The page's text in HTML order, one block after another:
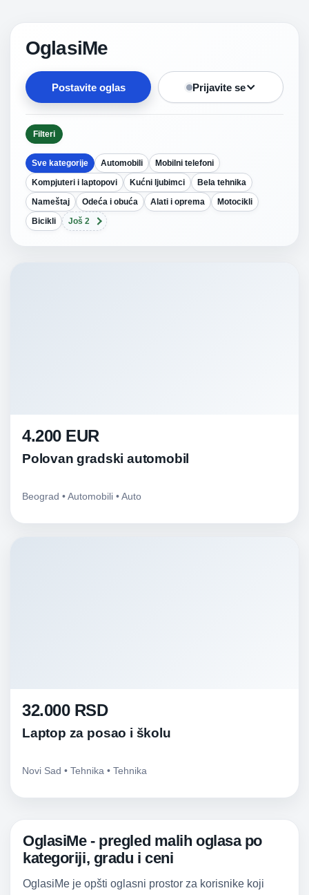
OglasiMe
Postavite oglas Prijavite se
Filteri
Sve kategorije Automobili
Mobilni telefoni
Kompjuteri i laptopovi
Kućni ljubimci
Bela tehnika
Nameštaj
Odeća i obuća Alati i oprema
Motocikli
Bicikli
Još 2
4.200 EUR
Polovan gradski automobil
Beograd • Automobili • Auto
32.000 RSD
Laptop za posao i školu
Novi Sad • Tehnika • Tehnika
OglasiMe - pregled malih oglasa po
kategoriji, gradu i ceni
OglasiMe je opšti oglasni prostor za korisnike koji